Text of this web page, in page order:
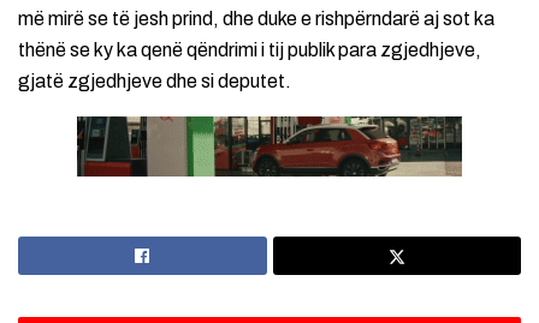
më mirë se të jesh prind, dhe duke e rishpërndarë aj sot ka
thënë se ky ka qenë qëndrimi i tij publik para zgjedhjeve,
gjatë zgjedhjeve dhe si deputet.